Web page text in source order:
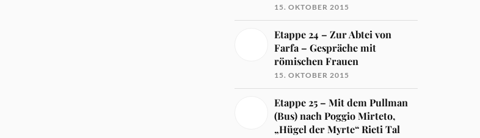
15. OKTOBER 2015
Etappe 24 – Zur Abtei von
Farfa – Gespräche mit
römischen Frauen
15. OKTOBER 2015
Etappe 25 – Mit dem Pullman
(Bus) nach Poggio Mirteto,
„Hügel der Myrte“ Rieti Tal